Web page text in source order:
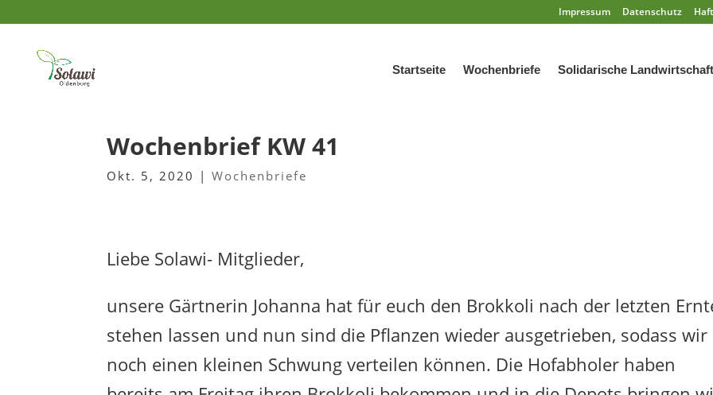
Impressum Datenschutz
Startseite Wochenbriefe Solidarische Landwirtschaft
Wochenbrief KW 41
Okt. 5, 2020 |Wochenbriefe
Liebe Solawi- Mitglieder,
unsere Gärtnerin Johanna hat für euch den Brokkoli nach der letzten
stehen lassen und nun sind die Pflanzen wieder ausgetrieben, sodass wir
noch einen kleinen Schwung verteilen können. Die Hofabholer haben